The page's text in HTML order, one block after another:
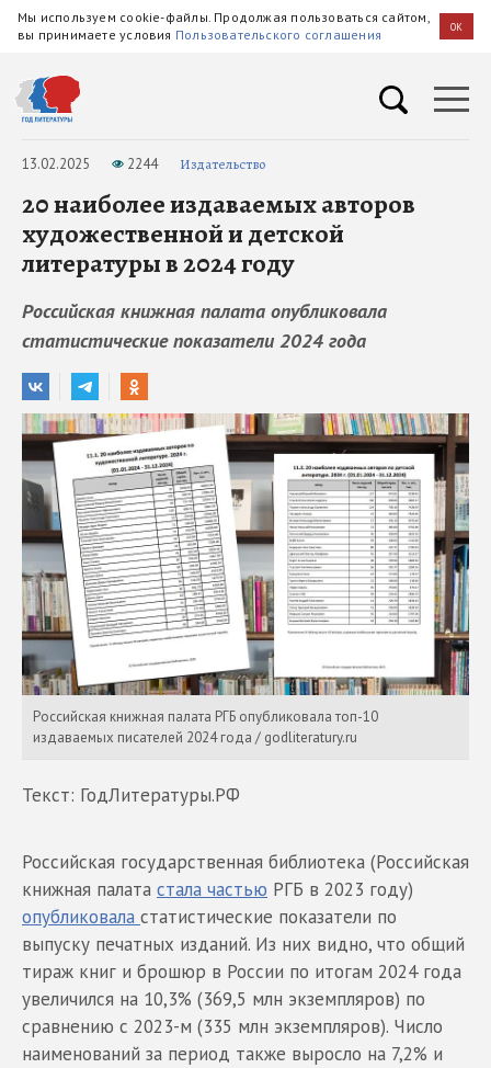
Мы используем cookie-файлы. Продолжая пользоваться сайтом,
вы принимаете условия Пользовательского соглашения OK
13.02.2025 2244 Издательство
20 наиболее издаваемых авторов
художественной и детской
литературы в 2024 году
Российская книжная палата опубликовала
статистические показатели 2024 года
Российская книжная палата РГБ опубликовала топ-10
издаваемых писателей 2024 года / godliteratury.ru
Текст: ГодЛитературы.РФ
Российская государственная библиотека (Российская
книжная палата стала частью РГБ в 2023 году)
опубликовала статистические показатели по
выпуску печатных изданий. Из них видно, что общий
тираж книг и брошюр в России по итогам 2024 года
увеличился на 10,3% (369,5 млн экземпляров) по
сравнению с 2023-м (335 млн экземпляров). Число
наименований за период также выросло на 7,2% и